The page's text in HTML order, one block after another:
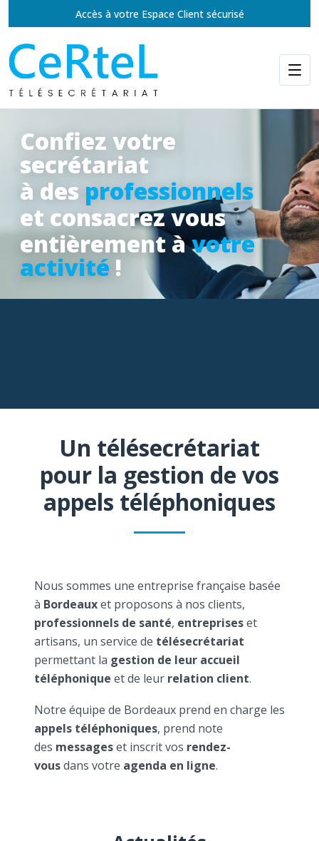
Accès à votre Espace Client sécurisé
Confiez votre
secrétariat
à des professionnels
et consacrez vous
entièrement àvotre
activité !
Un télésecrétariat
pour la gestion de vos
appels téléphoniques
Nous sommes une entreprise française basée
à Bordeauxet proposons à nos clients,
professionnels de santé, entrepriseset
artisans, un service de télésecrétariat
permettant la gestion de leur accueil
téléphonique et de leur relation client.
Notre équipe de Bordeaux prend en charge les
appels téléphoniques, prend note
des messageset inscrit vos rendez-
vousdans votre agenda en ligne.